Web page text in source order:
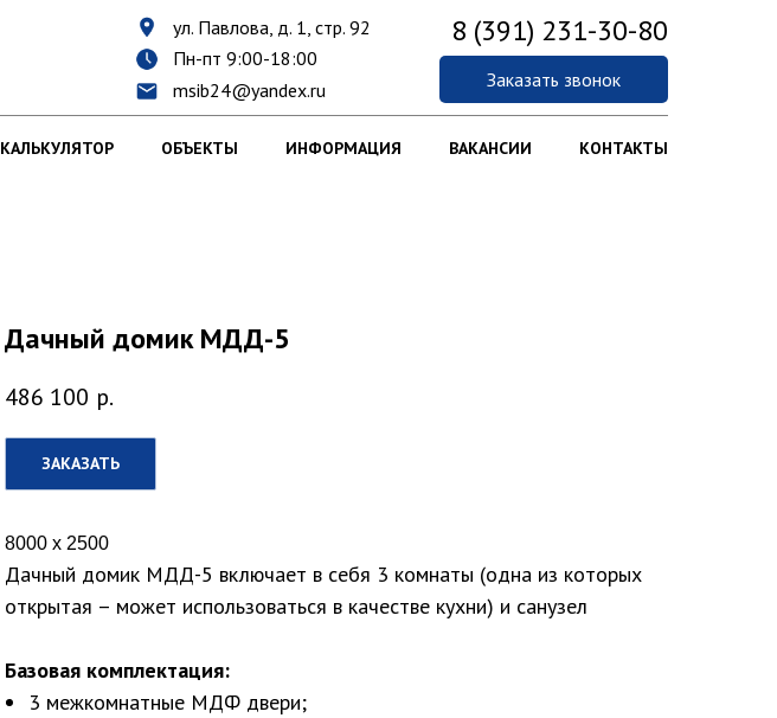
8 (391) 231-30-80
msib24@yandex.ru Заказать звонок
ул. Павлова, д. 1, стр. 92
Пн-пт 9:00-18:00
КАЛЬКУЛЯТОР ОБЪЕКТЫ ИНФОРМАЦИЯ ВАКАНСИИ КОНТАКТЫ
Дачный домик МДД-5
486 100 р.
ЗАКАЗАТЬ
8000 х 2500
Дачный домик МДД-5 включает в себя 3 комнаты (одна из которых
открытая – может использоваться в качестве кухни) и санузел
Базовая комплектация:
3 межкомнатные МДФ двери;